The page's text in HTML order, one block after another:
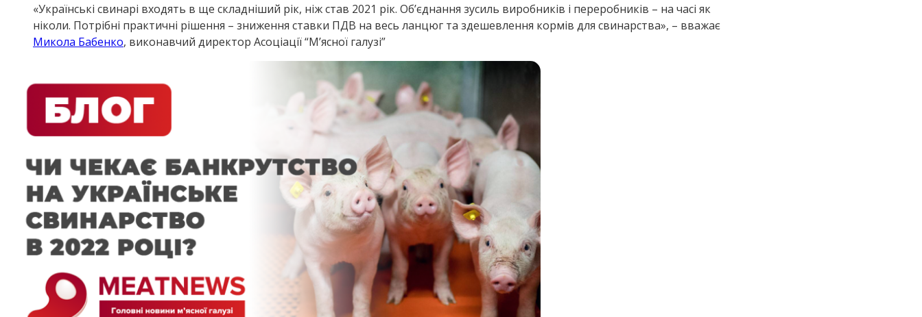
«Українські свинарі входять в ще складніший рік, ніж став 2021 рік. Об’єднання зусиль виробників і переробників – на часі як
ніколи. Потрібні практичні рішення – зниження ставки ПДВ на весь ланцюг та здешевлення кормів для свинарства», – вважає
Микола Бабенко, виконавчий директор Асоціації “М’ясної галузі”